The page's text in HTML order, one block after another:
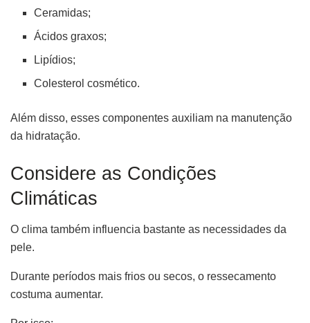
Ceramidas;
Ácidos graxos;
Lipídios;
Colesterol cosmético.
Além disso, esses componentes auxiliam na manutenção
da hidratação.
Considere as Condições
Climáticas
O clima também influencia bastante as necessidades da
pele.
Durante períodos mais frios ou secos, o ressecamento
costuma aumentar.